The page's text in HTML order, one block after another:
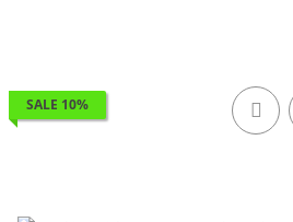
SALE 10%